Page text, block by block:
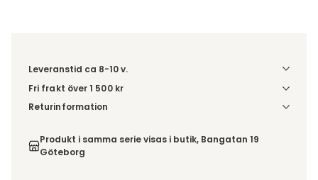
Leveranstid ca 8-10 v.
Fri frakt över 1 500 kr
Välj utförande via 'Gör dina val' för fraktinformation på din
Returinformation
inte av ångerrätten.
Produkt i samma serie visas i butik, Bangatan 19
Göteborg